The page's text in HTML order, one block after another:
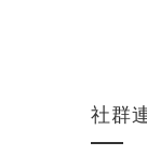
社群